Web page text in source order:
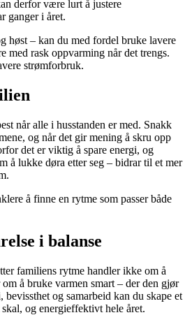
derfor være lurt å justere
ganger i året.
høst – kan du med fordel bruke lavere
med rask oppvarming når det trengs.
strømforbruk.
når alle i husstanden er med. Snakk
og når det gir mening å skru opp
det er viktig å spare energi, og
å lukke døra etter seg – bidrar til et mer
å finne en rytme som passer både
i balanse
familiens rytme handler ikke om å
å bruke varmen smart – der den gjør
og samarbeid kan du skape et
og energieffektivt hele året.